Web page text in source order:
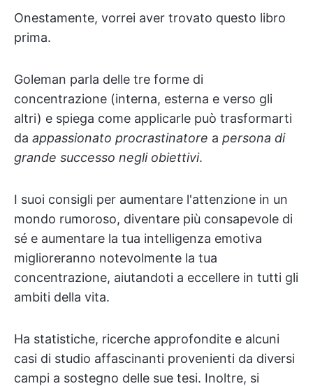
Onestamente, vorrei aver trovato questo libro
prima.
Goleman parla delle tre forme di
concentrazione (interna, esterna e verso gli
altri) e spiega come applicarle può trasformarti
da appassionato procrastinatore a persona di
grande successo negli obiettivi.
I suoi consigli per aumentare l'attenzione in un
mondo rumoroso, diventare più consapevole di
sé e aumentare la tua intelligenza emotiva
miglioreranno notevolmente la tua
concentrazione, aiutandoti a eccellere in tutti gli
ambiti della vita.
Ha statistiche, ricerche approfondite e alcuni
casi di studio affascinanti provenienti da diversi
campi a sostegno delle sue tesi. Inoltre, si